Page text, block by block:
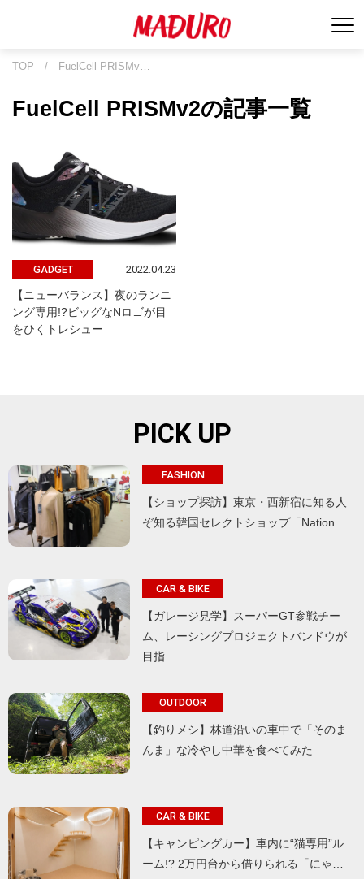
TOP / FuelCell PRISMv…
FuelCell PRISMv2の記事一覧
GADGET 2022.04.23
【ニューバランス】夜のランニ
ング専用!?ビッグなNロゴが目
をひくトレシュー
PICK UP
FASHION
【ショップ探訪】東京・西新宿に知る人
ぞ知る韓国セレクトショップ「Nation…
CAR & BIKE
【ガレージ見学】スーパーGT参戦チー
ム、レーシングプロジェクトバンドウが
目指…
OUTDOOR
【釣りメシ】林道沿いの車中で「そのま
んま」な冷やし中華を食べてみた
CAR & BIKE
【キャンピングカー】車内に“猫専用”ル
ーム!? 2万円台から借りられる「にゃ…